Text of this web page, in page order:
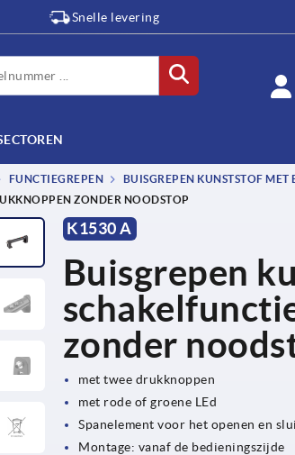
Snelle levering
FUNCTIEGREPEN
BUISGREPEN KUNSTSTOF
ZONDER NOODSTOP
K1530 A
Buisgrepen
zonder
met twee drukknoppen
met rode of groene LEd
Spanelement voor het openen en
Montage: vanaf de bedieningszijde